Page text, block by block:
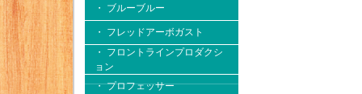
・ ブルーブルー
・ フレッドアーボガスト
・ フロントラインプロダクシ
ョン
・ プロフェッサー